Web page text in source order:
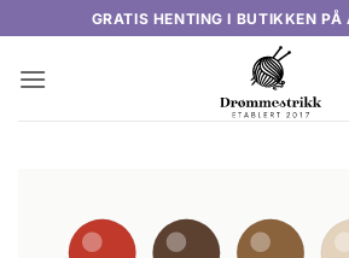
content
GRATIS HENTING I BUTIKKEN PÅ